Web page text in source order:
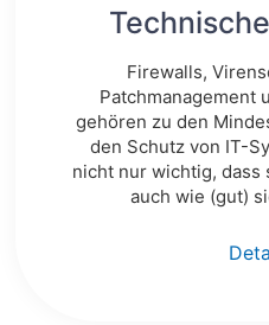
Firewalls,
Patchmanagement
gehören zu den
den Schutz von IT-
nicht nur wichtig,
auch wie (gut)